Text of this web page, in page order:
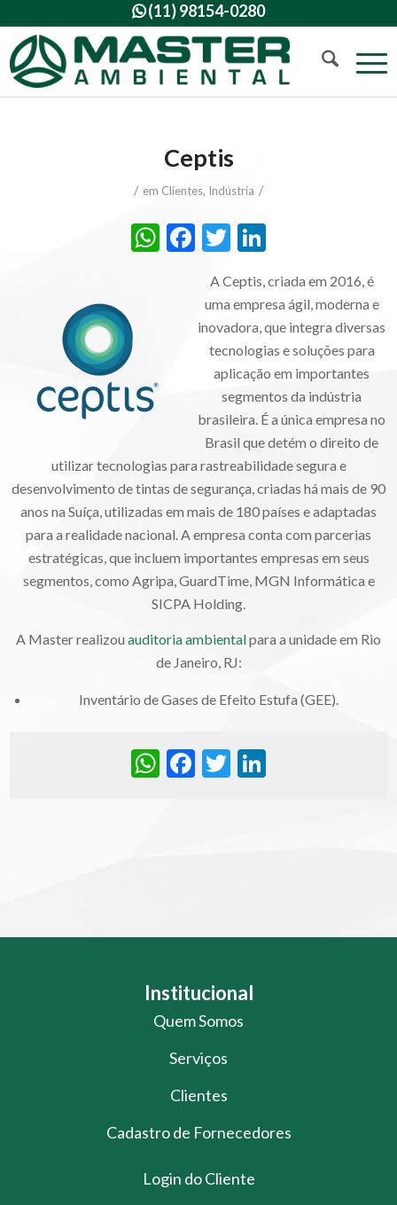
(11) 98154-0280
Ceptis
/ em Clientes, Indústria /
WhatsApp
Facebook
Twitter
A Ceptis, criada em 2016, é
uma empresa ágil, moderna e
inovadora, que integra diversas
tecnologias e soluções para
aplicação em importantes
segmentos da indústria
brasileira. É a única empresa no
Brasil que detém o direito de
utilizar tecnologias para rastreabilidade segura e
desenvolvimento de tintas de segurança, criadas há mais de 90
anos na Suíça, utilizadas em mais de 180 países e adaptadas
para a realidade nacional. A empresa conta com parcerias
estratégicas, que incluem importantes empresas em seus
segmentos, como Agripa, GuardTime, MGN Informática e
SICPA Holding.
A Master realizou auditoria ambientalpara a unidade em Rio
de Janeiro, RJ:
Inventário de Gases de Efeito Estufa (GEE).
WhatsApp
Facebook
Twitter
Institucional
Quem Somos
Serviços
Clientes
Cadastro de Fornecedores
Login do Cliente